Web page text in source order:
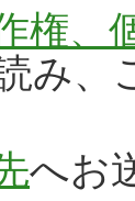
権、
み
へお